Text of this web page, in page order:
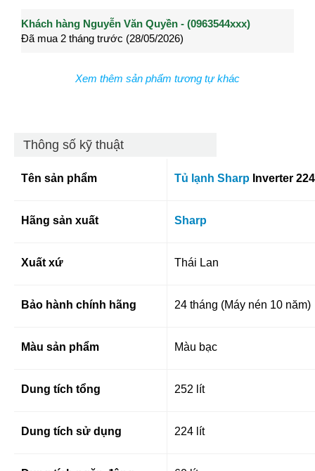
Khách hàng Nguyễn Văn Quyền - (0963544xxx)
Đã mua 2 tháng trước (28/05/2026)
Khách hàng Nguyễn Thành Long - (0902021xxx)
Đã mua 3 tháng trước (27/04/2026)
Xem thêm sản phẩm tương tự khác
Thông số kỹ thuật
Tên sản phẩm Tủ lạnh Sharp Inverter
Hãng sản xuất Sharp
Xuất xứ Thái Lan
Bảo hành chính hãng 24 tháng (Máy nén 10 năm)
Màu sản phẩm Màu bạc
Dung tích tổng 252 lít
Dung tích sử dụng 224 lít